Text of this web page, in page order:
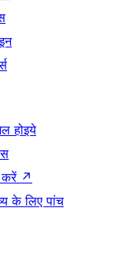
होइये
करें ↗
के लिए पांच